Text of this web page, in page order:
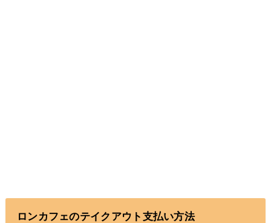
ロンカフェのテイクアウト支払い方法